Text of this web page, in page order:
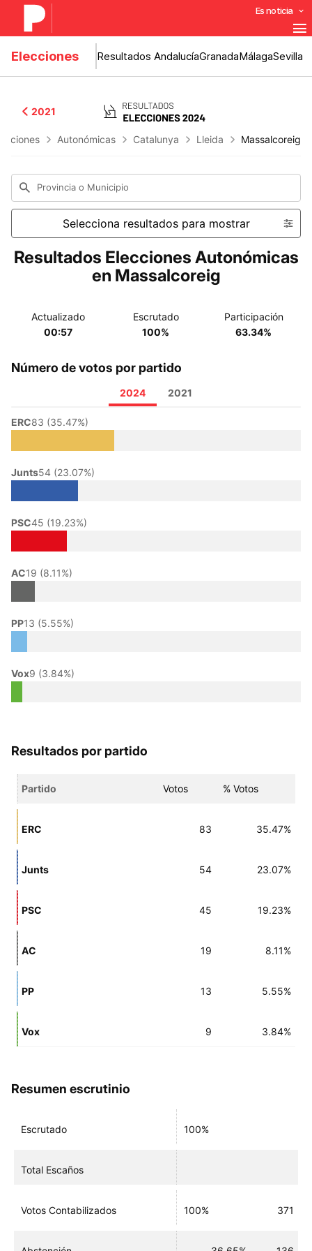
Es noticia
Elecciones Resultados AndalucíaGranadaMálagaSevilla
2021
Autonómicas Catalunya Lleida Massalcoreig
Provincia o Municipio
Selecciona resultados para mostrar
Resultados Elecciones Autonómicas
en Massalcoreig
Actualizado
00:57
Escrutado
100%
Participación
63.34%
Número de votos por partido
2024 2021
ERC83 (35.47%)
Junts54 (23.07%)
PSC45 (19.23%)
AC19 (8.11%)
PP13 (5.55%)
Vox9 (3.84%)
Resultados por partido
Partido Votos % Votos
ERC 83 35.47%
Junts 54 23.07%
PSC 45 19.23%
AC 19 8.11%
PP 13 5.55%
Vox 9 3.84%
Resumen escrutinio
Escrutado 100%
Total Escaños
Votos Contabilizados 100% 371